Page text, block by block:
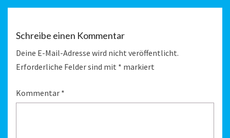
Schreibe einen Kommentar
Deine E-Mail-Adresse wird nicht veröffentlicht.
Erforderliche Felder sind mit * markiert
Kommentar *